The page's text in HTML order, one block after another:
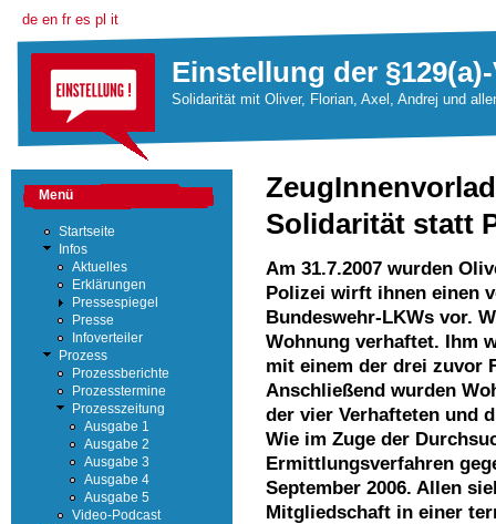
de en fr es pl it
Einstellung der
Solidarität mit Oliver, Florian, Axel, Andrej und
Solidarität statt
Am 31.7.2007 wurden
Polizei wirft ihnen einen
Bundeswehr-LKWs vor.
Wohnung verhaftet. Ihm
mit einem der drei zuvor
Anschließend wurden
der vier Verhafteten und
Wie im Zuge der
Ermittlungsverfahren
September 2006. Allen
Mitgliedschaft in einer
Menü
Startseite
Infos
Aktuelles
Erklärungen
Pressespiegel
Presse
Infoverteiler
Prozess
Prozessberichte
Prozesstermine
Prozesszeitung
Ausgabe 1
Ausgabe 2
Ausgabe 3
Ausgabe 4
Ausgabe 5
Video-Podcast